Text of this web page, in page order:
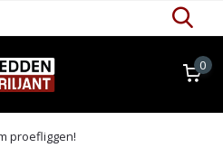
0
proefliggen!